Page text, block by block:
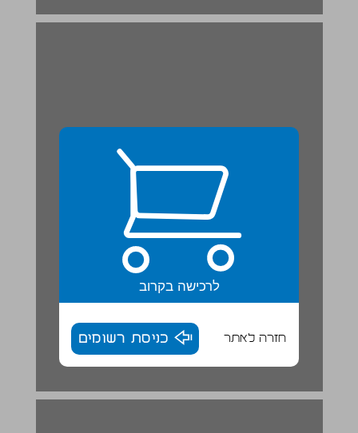
לרכישה בקרוב
חזרה לאתר כניסת רשומים